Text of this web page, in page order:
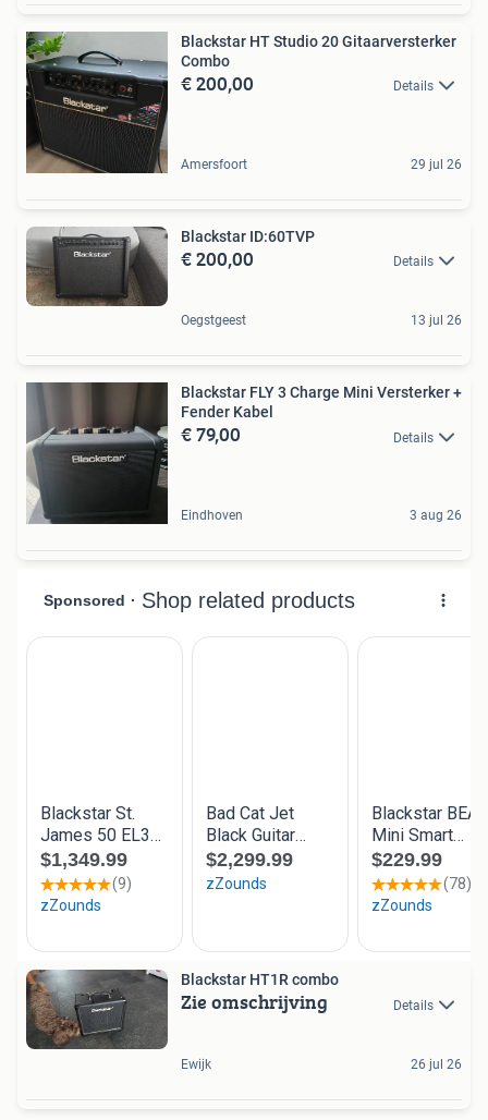
Blackstar HT Studio 20 Gitaarversterker
Combo
€ 200,00 Details
Amersfoort 29 jul 26
Blackstar ID:60TVP
€ 200,00 Details
Oegstgeest 13 jul 26
Blackstar FLY 3 Charge Mini Versterker +
Fender Kabel
€ 79,00 Details
Eindhoven 3 aug 26
Blackstar HT1R combo
Zie omschrijving Details
Ewijk 26 jul 26